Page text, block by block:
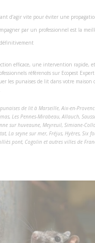
d’agir vite pour éviter une
par un professionnel est la
efficace, une intervention rapide,
référencés sur Ecopest
les punaises de lit dans votre maison
de lit à Marseille,Aix-en-
, Les Pennes-Mirabeau,Allauch,
sur huveaune, Meyreuil, Simiane-
, La seyne sur mer, Fréjus, Hyères, Six
pont, Cogolin et autres villes de